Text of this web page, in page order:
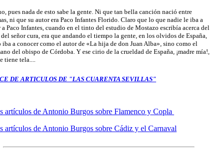
pues nada de esto sabe la gente. Ni que tan bella canción nació entre
ni que su autor era Paco Infantes Florido. Claro que lo que nadie le iba a
a Paco Infantes, cuando en el tinto del estudio de Mostazo escribía acerca del
señor cura, era que andando el tiempo la gente, en los olvidos de España,
iba a conocer como el autor de «La hija de don Juan Alba», sino como el
del obispo de Córdoba. Y ese cirio de la crueldad de España, ¡madre mía!,
tiene tela....
DE ARTICULOS DE "LAS CUARENTA SEVILLAS"
artículos de Antonio Burgos sobre Flamenco y Copla
artículos de Antonio Burgos sobre Cádiz y el Carnaval